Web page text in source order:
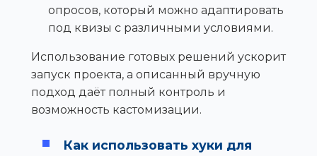
опросов, который можно адаптировать
под квизы с различными условиями.
Использование готовых решений ускорит
запуск проекта, а описанный вручную
подход даёт полный контроль и
возможность кастомизации.
Как использовать хуки для